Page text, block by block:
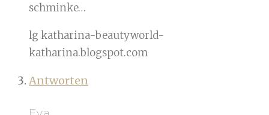
schminke…
lg katharina-beautyworld-
katharina.blogspot.com
Antworten